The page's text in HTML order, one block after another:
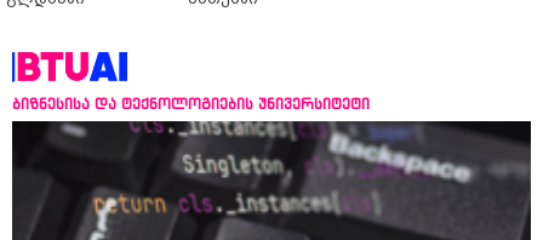
ბიზნესისა და ტექნოლოგიების უნივერსიტეტი